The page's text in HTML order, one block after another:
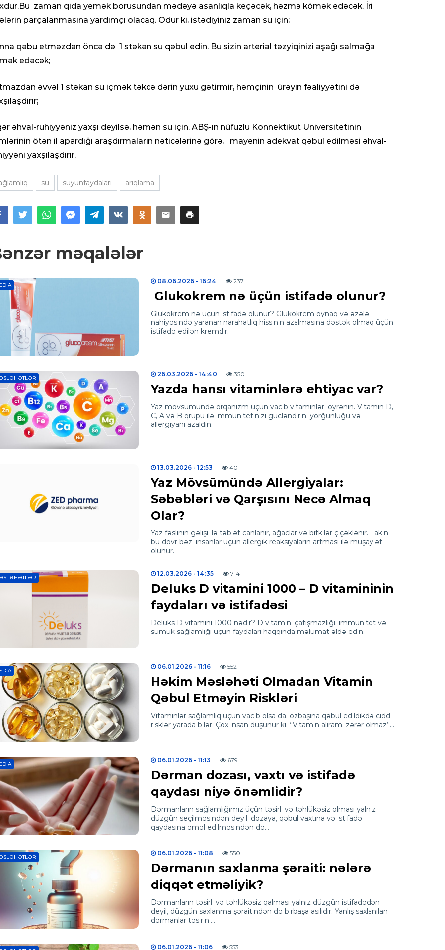
zaman qida yemək borusundan mədəyə asanlıqla keçəcək, həzmə kömək edəcək. İri
parçalanmasına yardımçı olacaq. Odur ki, istədiyiniz zaman su için;
qəbu etməzdən öncə də 1 stəkən su qəbul edin. Bu sizin arterial təzyiqinizi aşağı salmağa
edəcək;
əvvəl 1 stəkan su içmək təkcə dərin yuxu gətirmir, həmçinin ürəyin fəaliyyətini də
əhval-ruhiyyəniz yaxşı deyilsə, həmən su için. ABŞ-ın nüfuzlu Konnektikut Universitetinin
ötən il apardığı araşdırmaların nəticələrinə görə, mayenin adekvat qəbul edilməsi əhval-
yaxşılaşdırır.
su suyunfaydaları arıqlama
məqalələr
08.06.2026 - 16:24 237
Glukokrem nə üçün istifadə olunur?
Glukokrem nə üçün istifadə olunur? Glukokrem oynaq və əzələ
nahiyəsində yaranan narahatlıq hissinin azalmasına dəstək olmaq üçün
istifadə edilən kremdir.
26.03.2026 - 14:40 350
Yazda hansı vitaminlərə ehtiyac var?
Yaz mövsümündə orqanizm üçün vacib vitaminləri öyrənin. Vitamin D,
C, A və B qrupu ilə immunitetinizi gücləndirin, yorğunluğu və
allergiyanı azaldın.
13.03.2026 - 12:53 401
Yaz Mövsümündə Allergiyalar:
Səbəbləri və Qarşısını Necə Almaq
Olar?
Yaz fəslinin gəlişi ilə təbiət canlanır, ağaclar və bitkilər çiçəklənir. Lakin
bu dövr bəzi insanlar üçün allergik reaksiyaların artması ilə müşayiət
olunur.
12.03.2026 - 14:35 714
Deluks D vitamini 1000 – D vitamininin
faydaları və istifadəsi
Deluks D vitamini 1000 nədir? D vitamini çatışmazlığı, immunitet və
sümük sağlamlığı üçün faydaları haqqında məlumat əldə edin.
06.01.2026 - 11:16 552
Həkim Məsləhəti Olmadan Vitamin
Qəbul Etməyin Riskləri
Vitaminlər sağlamlıq üçün vacib olsa da, özbaşına qəbul edildikdə ciddi
risklər yarada bilər. Çox insan düşünür ki, “Vitamin alıram, zərər olmaz”…
06.01.2026 - 11:13 679
Dərman dozası, vaxtı və istifadə
qaydası niyə önəmlidir?
Dərmanların sağlamlığımız üçün təsirli və təhlükəsiz olması yalnız
düzgün seçilməsindən deyil, dozaya, qəbul vaxtına və istifadə
qaydasına əməl edilməsindən də…
06.01.2026 - 11:08 550
Dərmanın saxlanma şəraiti: nələrə
diqqət etməliyik?
Dərmanların təsirli və təhlükəsiz qalması yalnız düzgün istifadədən
deyil, düzgün saxlanma şəraitindən də birbaşa asılıdır. Yanlış saxlanılan
dərmanlar təsirini…
06.01.2026 - 11:06 553